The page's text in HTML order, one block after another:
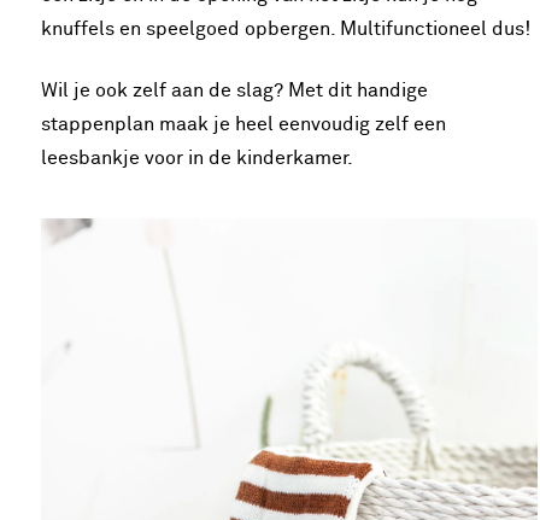
knuffels en speelgoed opbergen. Multifunctioneel dus!
Wil je ook zelf aan de slag? Met dit handige
stappenplan maak je heel eenvoudig zelf een
leesbankje voor in de kinderkamer.